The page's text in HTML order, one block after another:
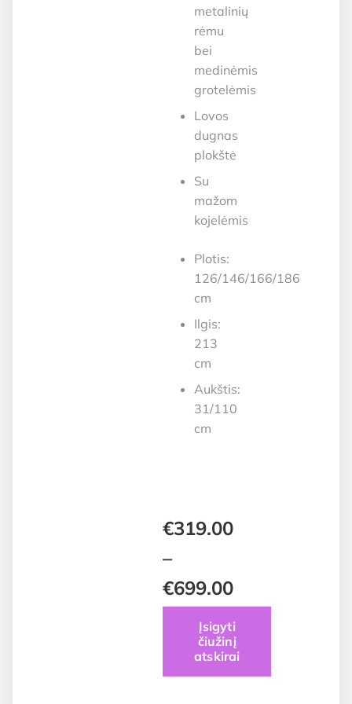
metalinių
rėmu
bei
medinėmis
grotelėmis
Lovos
dugnas
plokštė
Su
mažom
kojelėmis
Plotis:
126/146/166/186
cm
Ilgis:
213
cm
Aukštis:
31/110
cm
€319.00
–
€699.00
Price
range:
€319.00
Įsigyti
čiužinį
atskirai